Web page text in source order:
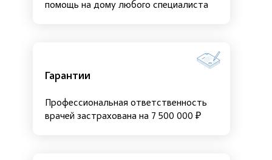
помощь на дому любого специалиста
Гарантии
Профессиональная ответственность
врачей застрахована на 7 500 000 ₽